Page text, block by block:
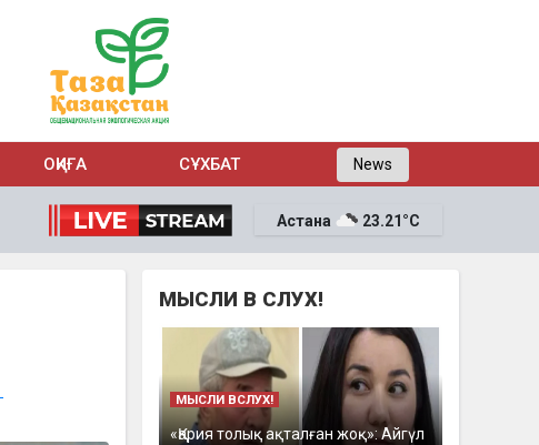
ОҚИҒА СҰХБАТ News
Астана 23.21°C
МЫСЛИ В СЛУХ!
МЫСЛИ ВСЛУХ!
«Қария толық ақталған жоқ»: Айгүл